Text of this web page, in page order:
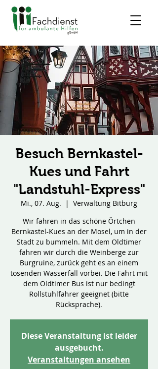
Besuch Bernkastel-
Kues und Fahrt
"Landstuhl-Express"
Mi., 07. Aug.
  |
Verwaltung Bitburg
Wir fahren in das schöne Örtchen
Bernkastel-Kues an der Mosel, um in der
Stadt zu bummeln. Mit dem Oldtimer
fahren wir durch die Weinberge zur
Burgruine, zurück geht es an einem
tosenden Wasserfall vorbei. Die Fahrt mit
dem Oldtimer Bus ist nur bedingt
Rollstuhlfahrer geeignet (bitte
Rücksprache).
Diese Veranstaltung ist leider
ausgebucht.
Veranstaltungen ansehen